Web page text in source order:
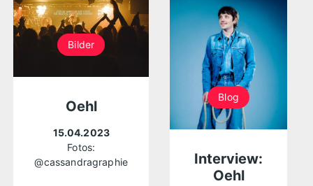
Bilder
Oehl
15.04.2023
Fotos:
@cassandragraphie
Blog
Interview:
Oehl